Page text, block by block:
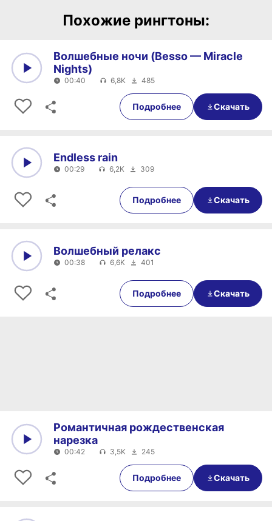
Похожие рингтоны:
00:40
Волшебные ночи (Besso — Miracle
Nights)
00:40 6,8K 485
Подробнее Скачать
00:29
Endless rain
00:29 6,2K 309
Подробнее Скачать
00:38
Волшебный релакс
00:38 6,6K 401
Подробнее Скачать
00:42
Романтичная рождественская
нарезка
00:42 3,5K 245
Подробнее Скачать